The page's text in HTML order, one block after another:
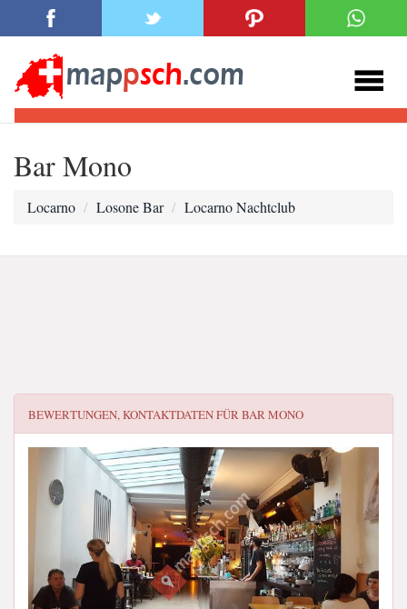
Bar Mono
Locarno Losone Bar Locarno Nachtclub
BEWERTUNGEN, KONTAKTDATEN FÜRBAR MONO